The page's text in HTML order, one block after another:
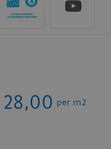
28,00 per m2